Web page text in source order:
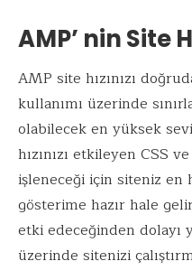
AMP’ nin Site
AMP site hızınızı
kullanımı üzerinde
olabilecek en yüksek
hızınızı etkileyen CSS
işleneceği için siteniz en
gösterime hazır hale
etki edeceğinden dolayı
üzerinde sitenizi